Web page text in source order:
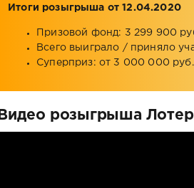
Итоги розыгрыша от 12.04.2020
Призовой фонд: 3 299 900
Всего выиграло / приняло
Суперприз: от 3 000 000 руб.
Видео розыгрыша